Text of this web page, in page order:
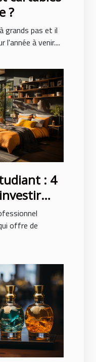
?
grands pas et il
l'année à venir....
: 4
offre de